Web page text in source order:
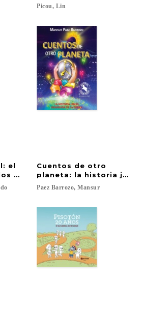
Picou, Lin
el
botines mágicos
Cuentos de otro
planeta: la historia
Paez Barrozo, Mansur